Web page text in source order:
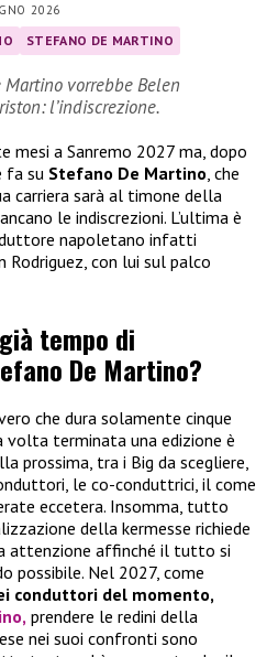
2026
STEFANO DE MARTINO
Martino vorrebbe Belen
l’indiscrezione.
mesi a Sanremo 2027 ma, dopo
fa su Stefano De Martino , che
carriera sarà al timone della
le indiscrezioni. L’ultima è
napoletano infatti
Rodriguez, con lui sul palco
tempo di
De Martino?
che dura solamente cinque
volta terminata una edizione è
prossima, tra i Big da scegliere,
le co-conduttrici, il come
eccetera. Insomma, tutto
della kermesse richiede
attenzione affinché il tutto si
possibile. Nel 2027, come
conduttori del momento,
prendere le redini della
nei suoi confronti sono